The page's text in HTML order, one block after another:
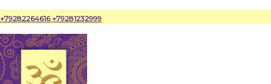
Перейти
к
содержимому
+79282264616+79281232999